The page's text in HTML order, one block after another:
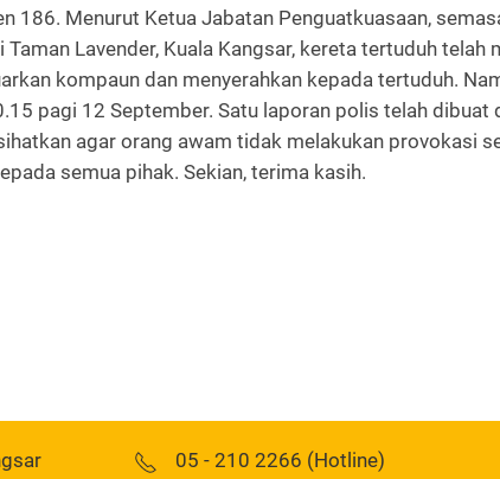
186. Menurut Ketua Jabatan Penguatkuasaan,
Lavender, Kuala Kangsar, kereta tertuduh
kompaun dan menyerahkan kepada tertuduh.
pagi 12 September. Satu laporan polis telah dibuat
agar orang awam tidak melakukan provokasi
semua pihak. Sekian, terima kasih.
05 - 210 2266 (Hotline)